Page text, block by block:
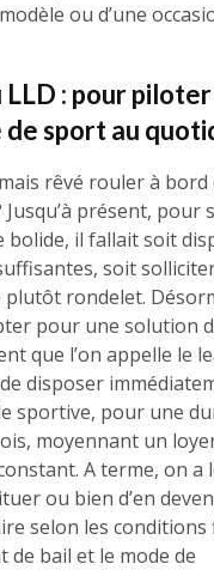
ou d’une
LLD : pour
sport au
rêvé rouler à bord
présent, pour
bolide, il fallait soit
soit
rondelet.
pour une solution
que l’on appelle le
disposer
sportive, pour une
moyennant un
A terme, on a
ou bien d’en
selon les conditions
de bail et le mode de